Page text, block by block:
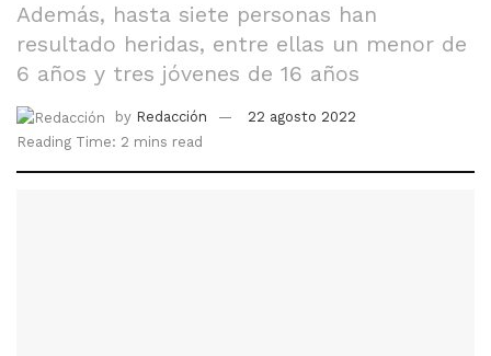
Además, hasta siete personas han
resultado heridas, entre ellas un menor de
6 años y tres jóvenes de 16 años
by Redacción
22 agosto 2022
Reading Time: 2 mins read